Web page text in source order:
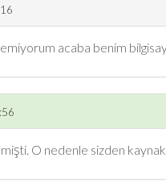
acaba benim
O nedenle sizden